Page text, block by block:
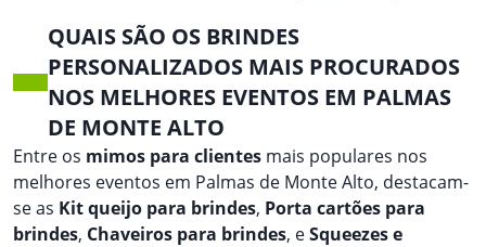
QUAIS SÃO OS BRINDES
PERSONALIZADOS MAIS PROCURADOS
NOS MELHORES EVENTOS EM PALMAS
DE MONTE ALTO
Entre os mimos para clientes mais populares nos
melhores eventos em Palmas de Monte Alto, destacam-
se as Kit queijo para brindes, Porta cartões para
brindes, Chaveiros para brindes, eSqueezes e